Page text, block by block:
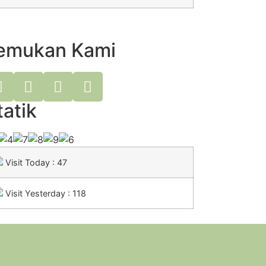
Kami
Visit Today : 47
Visit Yesterday : 118